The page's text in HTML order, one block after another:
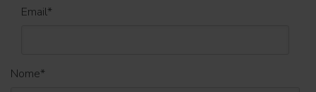
Email*
Nome*